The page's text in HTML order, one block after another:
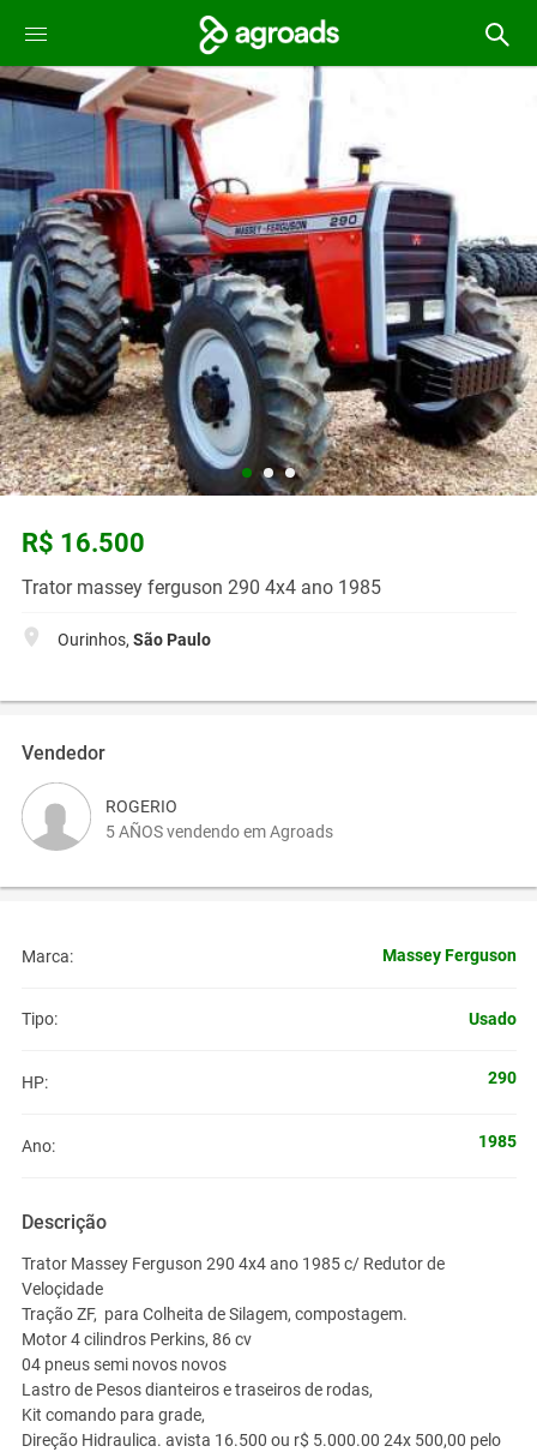
R$ 16.500
Trator massey ferguson 290 4x4 ano 1985
Ourinhos, São Paulo
Vendedor
ROGERIO
5 AÑOS vendendo em Agroads
Marca: Massey Ferguson
Tipo: Usado
HP: 290
Ano: 1985
Descrição
Trator Massey Ferguson 290 4x4 ano 1985 c/ Redutor de
Veloçidade
Tração ZF, para Colheita de Silagem, compostagem.
Motor 4 cilindros Perkins, 86 cv
04 pneus semi novos novos
Lastro de Pesos dianteiros e traseiros de rodas,
Kit comando para grade,
Direção Hidraulica. avista 16.500 ou r$ 5.000.00 24x 500,00 pelo